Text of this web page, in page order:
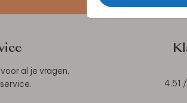
al je vragen,
. 4.51